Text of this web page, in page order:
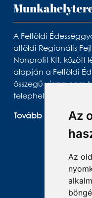
Az
Az
A Felföldi
alföldi Regionális
Nonprofit Kft. között
alapján a Felföldi
összegű vissza nem
telephelyfejlesztésre.
Tovább olvasom